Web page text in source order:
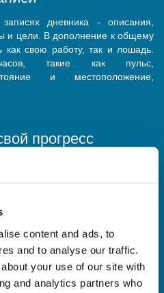
content and ads, to
and to analyse our traffic.
your use of our site with
and analytics partners who
дневника - описания,
и цели. В дополнение к общему
как свою работу, так и лошадь.
такие как пульс,
и местоположение,
прогресс
увидеть свое продвижение в
другие записи с течением
Polar